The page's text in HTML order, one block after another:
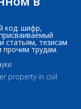
код: шифр,
статьям, тезисам
прочим трудам.
property in civil